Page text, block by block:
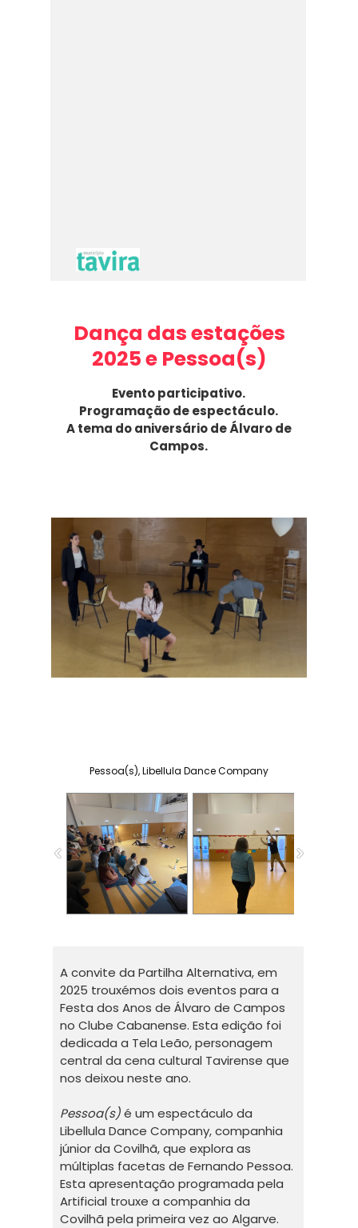
Dança das estações
2025 e Pessoa(s)
Evento participativo.
Programação de espectáculo.
A tema do aniversário de Álvaro de
Campos.
Pessoa(s), Libellula Dance Company
A convite da Partilha Alternativa, em
2025 trouxémos dois eventos para a
Festa dos Anos de Álvaro de Campos
no Clube Cabanense. Esta edição foi
dedicada a Tela Leão, personagem
central da cena cultural Tavirense que
nos deixou neste ano.
Pessoa(s)é um espectáculo da
Libellula Dance Company, companhia
júnior da Covilhã, que explora as
múltiplas facetas de Fernando Pessoa.
Esta apresentação programada pela
Artificial trouxe a companhia da
Covilhã pela primeira vez ao Algarve.